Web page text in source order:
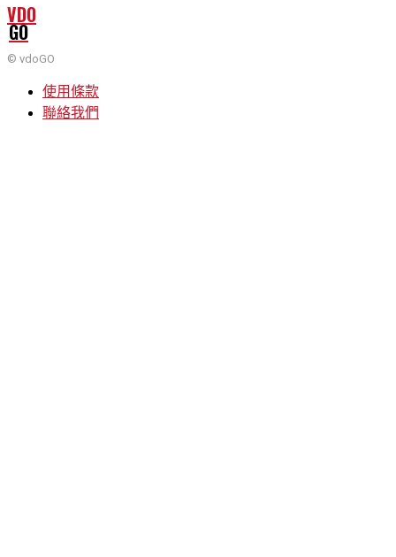
VDO
GO
© vdoGO
使用條款
聯絡我們